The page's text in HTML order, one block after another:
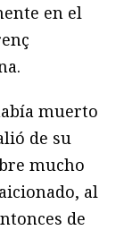
en el
muerto
de su
mucho
al
de